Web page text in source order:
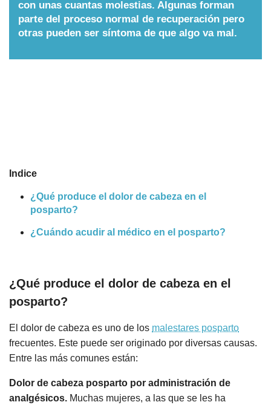
Nombres
Cuentos
con unas cuantas molestias. Algunas forman
parte del proceso normal de recuperación pero
otras pueden ser síntoma de que algo va mal.
Indice
¿Qué produce el dolor de cabeza en el
posparto?
¿Cuándo acudir al médico en el posparto?
¿Qué produce el dolor de cabeza en el
posparto?
El dolor de cabeza es uno de los malestares posparto
frecuentes. Este puede ser originado por diversas causas.
Entre las más comunes están:
Dolor de cabeza posparto por administración de
analgésicos. Muchas mujeres, a las que se les ha